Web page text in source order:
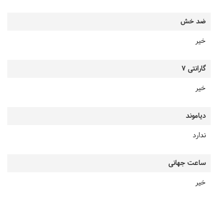
ضد خش
خیر
گارانتی 7
خیر
دیاموند
ندارد
ساعت جهانی
خیر